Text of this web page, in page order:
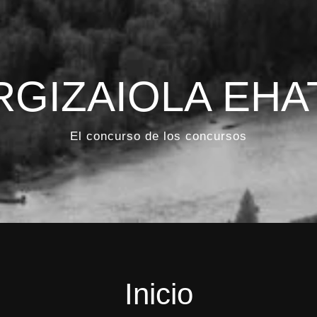
El concurso de los concursos
Inicio